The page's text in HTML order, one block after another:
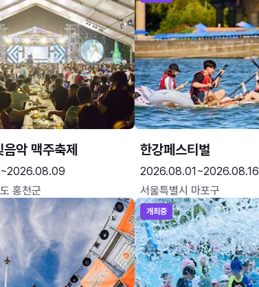
악 맥주축제
홍천군
한강페스티벌
2026.08.01~2026.08.16
서울특별시 마포구
개최중